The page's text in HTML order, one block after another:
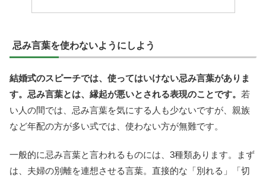
忌み言葉を使わないようにしよう
結婚式のスピーチでは、使ってはいけない忌み言葉がありま
す。忌み言葉とは、縁起が悪いとされる表現のことです。 若
い人の間では、忌み言葉を気にする人も少ないですが、親族
など年配の方が多い式では、使わない方が無難です。
一般的に忌み言葉と言われるものには、3種類あります。まず
は、夫婦の別離を連想させる言葉。直接的な「別れる」「切